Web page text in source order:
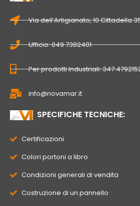
Via dell’Artigianato, 10 Cittadella
Ufficio: 049 7382401
Per prodotti Industriali: 347
info@novamar.it
SPECIFICHE TECNICHE:
Certificazioni
Colori portoni a libro
Condizioni generali di vendita
Costruzione di un pannello